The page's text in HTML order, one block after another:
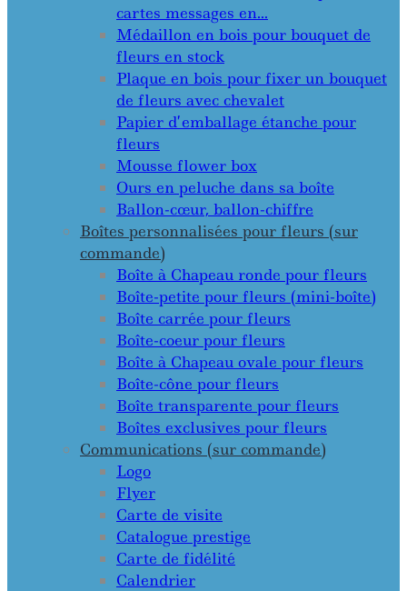
cartes messages en…
Médaillon en bois pour bouquet de
fleurs en stock
Plaque en bois pour fixer un bouquet
de fleurs avec chevalet
Papier d’emballage étanche pour
fleurs
Mousse flower box
Ours en peluche dans sa boîte
Ballon-cœur, ballon-chiffre
Boîtes personnalisées pour fleurs (sur
commande)
Boîte à Chapeau ronde pour fleurs
Boîte-petite pour fleurs (mini-boîte)
Boîte carrée pour fleurs
Boîte-coeur pour fleurs
Boîte à Chapeau ovale pour fleurs
Boîte-cône pour fleurs
Boîte transparente pour fleurs
Boîtes exclusives pour fleurs
Communications (sur commande)
Logo
Flyer
Carte de visite
Catalogue prestige
Carte de fidélité
Calendrier